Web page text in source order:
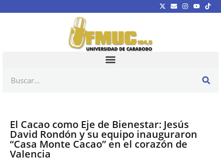
El Cacao como Eje de Bienestar: Jesús
David Rondón y su equipo inauguraron
“Casa Monte Cacao” en el corazón de
Valencia